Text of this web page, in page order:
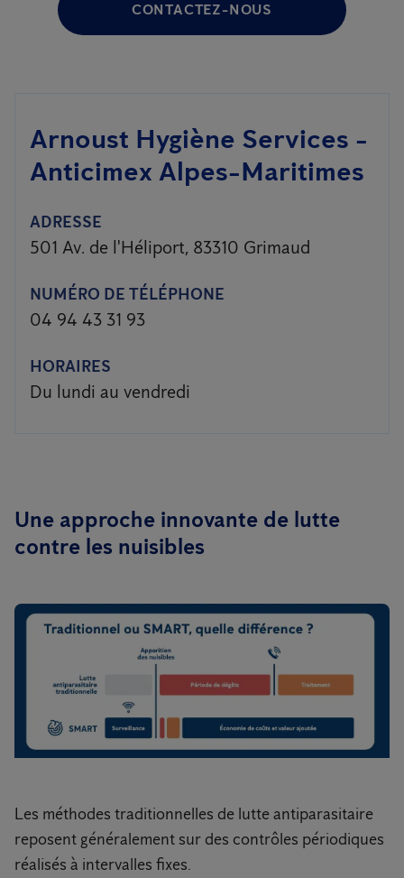
CONTACTEZ-NOUS
Arnoust Hygiène Services -
Anticimex Alpes-Maritimes
ADRESSE
501 Av. de l'Héliport, 83310 Grimaud
NUMÉRO DE TÉLÉPHONE
04 94 43 31 93
HORAIRES
Du lundi au vendredi
Une approche innovante de lutte
contre les nuisibles
Les méthodes traditionnelles de lutte antiparasitaire
reposent généralement sur des contrôles périodiques
réalisés à intervalles fixes.